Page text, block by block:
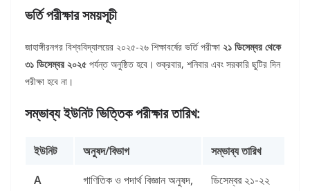
ভর্তি পরীক্ষার সময়সূচী
জাহাঙ্গীরনগর বিশ্ববিদ্যালয়ের ২০২৫-২৬ শিক্ষাবর্ষের ভর্তি পরীক্ষা ২১ ডিসেম্বর থেকে
৩১ ডিসেম্বর ২০২৫ পর্যন্ত অনুষ্ঠিত হবে। শুক্রবার, শনিবার এবং সরকারি ছুটির দিন
পরীক্ষা হবে না।
সম্ভাব্য ইউনিট ভিত্তিক পরীক্ষার তারিখ:
ইউনিট অনুষদ/বিভাগ
সম্ভাব্য তারিখ
A
গাণিতিক ও পদার্থ বিজ্ঞান অনুষদ,
ডিসেম্বর ২১-২২